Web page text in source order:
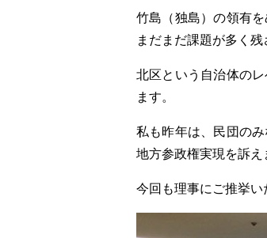
竹島（独島）の領有
まだまだ課題が多く残
北区という自治体の
ます。
私も昨年は、民団の
地方参政権実現を訴え
今回も理事にご推挙い